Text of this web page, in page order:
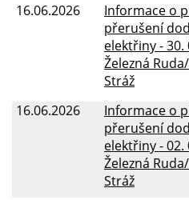
16.06.2026
Informace o
přerušení
elektřiny - 30.
Železná
Stráž
16.06.2026
Informace o
přerušení
elektřiny - 02.
Železná
Stráž